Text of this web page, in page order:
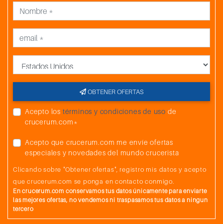
OBTENER OFERTAS
Acepto los términos y condiciones de uso de
crucerum.com*
Acepto que crucerum.com me envíe ofertas
especiales y novedades del mundo crucerista
Clicando sobre "Obtener ofertas", registro mis datos y acepto
que crucerum.com se ponga en contacto conmigo.
En crucerum.com conservamos tus datos únicamente para enviarte
las mejores ofertas, no vendemos ni traspasamos tus datos a ningun
tercero